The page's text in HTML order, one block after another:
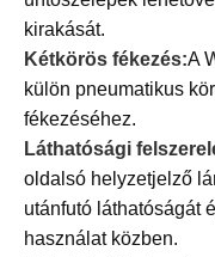
kirakását.
Kétkörös fékezés:A
külön pneumatikus
fékezéséhez.
Láthatósági
oldalsó helyzetjelző
utánfutó láthatóságát
használat közben.